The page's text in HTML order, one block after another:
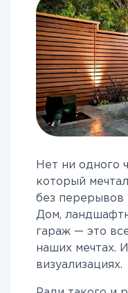
Нет ни одного
который
без перерывов
Дом,
гараж — это
наших мечтах.
визуализациях.